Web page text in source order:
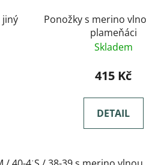
jiný
Ponožky s merino
plameňáci
Skladem
415 Kč
DETAIL